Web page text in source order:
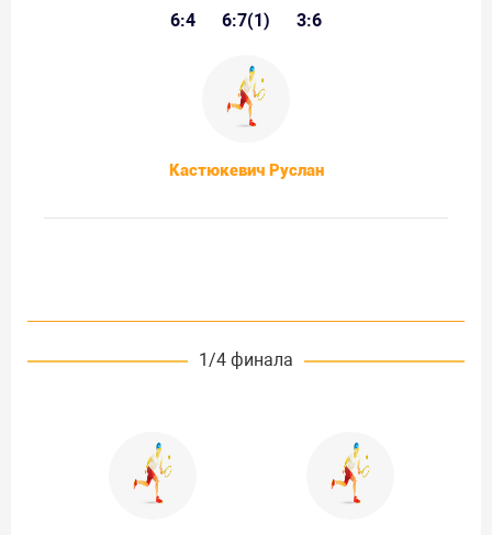
6:4 6:7(1) 3:6
Кастюкевич Руслан
1/4 финала